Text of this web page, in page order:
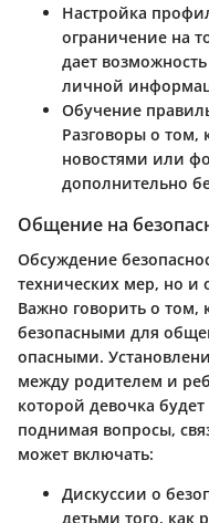
Настройка
ограничение на
дает
личной
Обучение
Разговоры о том,
новостями или
дополнительно
Общение на
Обсуждение
технических мер, но и
Важно говорить о том,
безопасными для
опасными.
между родителем и
которой девочка
поднимая вопросы,
может включать:
Дискуссии о
детьми того, как